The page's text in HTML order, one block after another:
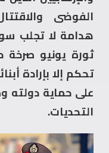
الفوضى
هدامة لا تجلب
ثورة يونيو صرخة
تحكم إلا بإرادة
على حماية
التحديات.